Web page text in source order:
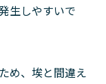
生しやすいで
め、埃と間違え